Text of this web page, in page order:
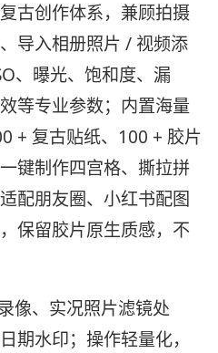
古创作体系，兼顾拍摄
导入相册照片 / 视频添
、曝光、饱和度、漏
等专业参数；内置海量
+ 复古贴纸、100 + 胶片
键制作四宫格、撕拉拼
配朋友圈、小红书配图
保留胶片原生质感，不
像、实况照片滤镜处
期水印；操作轻量化，